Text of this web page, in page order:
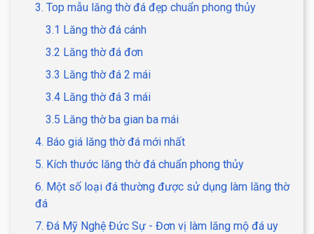
3. Top mẫu lăng thờ đá đẹp chuẩn phong thủy
3.1 Lăng thờ đá cánh
3.2 Lăng thờ đá đơn
3.3 Lăng thờ đá 2 mái
3.4 Lăng thờ đá 3 mái
3.5 Lăng thờ ba gian ba mái
4. Báo giá lăng thờ đá mới nhất
5. Kích thước lăng thờ đá chuẩn phong thủy
6. Một số loại đá thường được sử dụng làm lăng thờ
đá
7. Đá Mỹ Nghệ Đức Sự - Đơn vị làm lăng mộ đá uy